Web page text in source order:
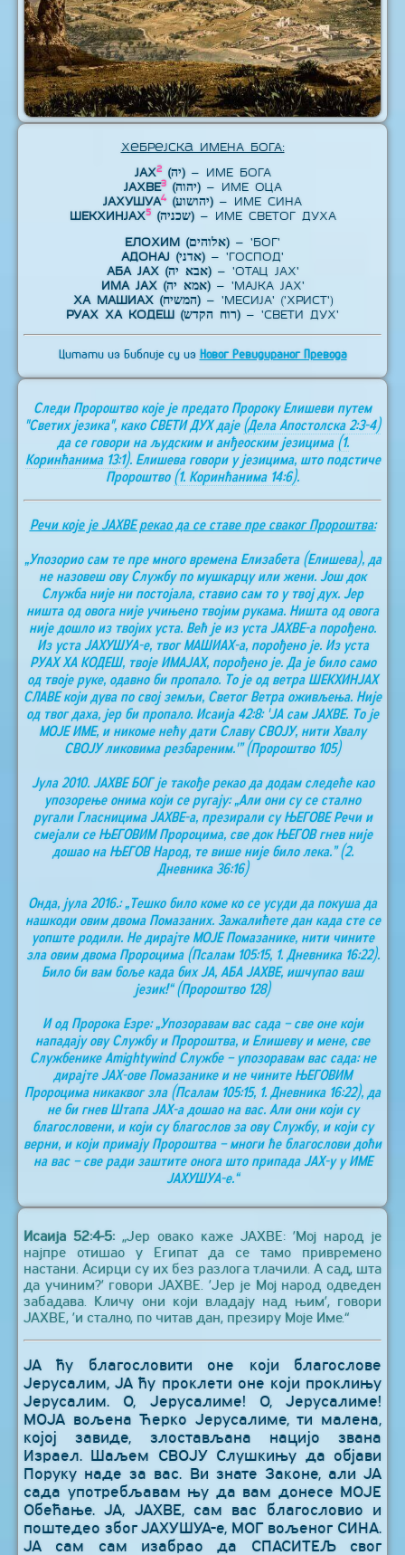
Хебрејска ИМЕНА БОГА:
ЈАХ2 (יה)– ИМЕ БОГА
ЈАХВЕ3 (יהוה)– ИМЕ ОЦА
ЈАХУШУА4 (יהושוע)– ИМЕ СИНА
ШЕКХИНЈАХ5 (שכניה)– ИМЕ СВЕТОГ ДУХА
ЕЛОХИМ (אלוהים)– 'БОГ'
АДОНАЈ (אדני)– 'ГОСПОД'
АБА ЈАХ (אבא יה)– 'ОТАЦ ЈАХ'
ИМА ЈАХ (אמא יה)– 'МАЈКА ЈАХ'
ХА МАШИАХ (המשיח)– 'МЕСИЈА' ('ХРИСТ')
РУАХ ХА КОДЕШ (רוח הקדש)– 'СВЕТИ ДУХ'
Цитати из Библије су из Новог Ревидираног Превода
Следи Пророштво које је предато Пророку Елишеви путем
"Светих језика", како СВЕТИ ДУХ даје (Дела Апостолска 2:3-4)
да се говори на људским и анђеоским језицима (1.
Коринћанима 13:1). Елишева говори у језицима, што подстиче
Пророштво (1. Коринћанима 14:6).
Речи које је ЈАХВЕ рекао да се ставе пре сваког Пророштва:
„Упозорио сам те пре много времена Елизабета (Елишева), да
не назовеш ову Службу по мушкарцу или жени. Још док
Служба није ни постојала, ставио сам то у твој дух. Јер
ништа од овога није учињено твојим рукама. Ништа од овога
није дошло из твојих уста. Већ је из уста ЈАХВЕ-а порођено.
Из уста ЈАХУШУА-е, твог МАШИАХ-а, порођено је. Из уста
РУАХ ХА КОДЕШ, твоје ИМАЈАХ, порођено је. Да је било само
од твоје руке, одавно би пропало. То је од ветра ШЕКХИНЈАХ
СЛАВЕ који дува по свој земљи, Светог Ветра оживљења. Није
од твог даха, јер би пропало. Исаија 42:8: 'ЈА сам ЈАХВЕ. То је
МОЈЕ ИМЕ, и никоме нећу дати Славу СВОЈУ, нити Хвалу
СВОЈУ ликовима резбареним.'” (Пророштво 105)
Јула 2010. ЈАХВЕ БОГ је такође рекао да додам следеће као
упозорење онима који се ругају: „Али они су се стално
ругали Гласницима ЈАХВЕ-а, презирали су ЊЕГОВЕ Речи и
смејали се ЊЕГОВИМ Пророцима, све док ЊЕГОВ гнев није
дошао на ЊЕГОВ Народ, те више није било лека.” (2.
Дневника 36:16)
Онда, јула 2016.: „Тешко било коме ко се усуди да покуша да
нашкоди овим двома Помазаних. Зажалићете дан када сте се
уопште родили. Не дирајте МОЈЕ Помазанике, нити чините
зла овим двома Пророцима (Псалам 105:15, 1. Дневника 16:22).
Било би вам боље када бих ЈА, АБА ЈАХВЕ, ишчупао ваш
језик!“ (Пророштво 128)
И од Пророка Езре: „Упозоравам вас сада – све оне који
нападају ову Службу и Пророштва, и Елишеву и мене, све
Службенике Аmightywind Службе – упозоравам вас сада: не
дирајте ЈАХ-ове Помазанике и не чините ЊЕГОВИМ
Пророцима никаквог зла (Псалам 105:15, 1. Дневника 16:22), да
не би гнев Штапа ЈАХ-а дошао на вас. Али они који су
благословени, и који су благослов за ову Службу, и који су
верни, и који примају Пророштва – многи ће благослови доћи
на вас – све ради заштите онога што припада ЈАХ-у у ИМЕ
ЈАХУШУА-е.“
Исаија 52:4-5: „Јер овако каже ЈАХВЕ: ’Мој народ је
најпре отишао у Египат да се тамо привремено
настани. Асирци су их без разлога тлачили. А сад, шта
да учиним?’ говори ЈАХВЕ. ’Јер је Мој народ одведен
забадава. Кличу они који владају над њим’, говори
ЈАХВЕ, ’и стално, по читав дан, презиру Моје Име.“
ЈА ћу благословити оне који благослове
Јерусалим, ЈА ћу проклети оне који проклињу
Јерусалим. О, Јерусалиме! О, Јерусалиме!
МОЈА вољена Ћерко Јерусалиме, ти малена,
којој завиде, злостављана нацијо звана
Израел. Шаљем СВОЈУ Слушкињу да објави
Поруку наде за вас. Ви знате Законе, али ЈА
сада употребљавам њу да вам донесе МОЈЕ
Обећање. ЈА, ЈАХВЕ, сам вас благословио и
поштедео због ЈАХУШУА-е, МОГ вољеног СИНА.
ЈА сам сам изабрао да СПАСИТЕЉ свог